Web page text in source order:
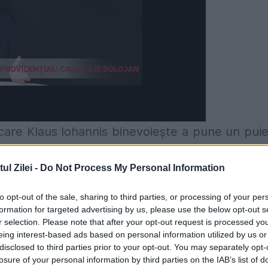
Zilei - Do Not Process My Personal Information
opt-out of the sale, sharing to third parties, or processing of your
for targeted advertising by us, please use the below opt-out
selection. Please note that after your opt-out request is processed
interest-based ads based on personal information utilized by us
to third parties prior to your opt-out. You may separately
of your personal information by third parties on the IAB’s list of
Klaus Iohannis binevoiește a pune un
lui se gudură Ludovic Orban și Costel
un nume trecător pe la Palatul
sa mandolină, ci o lopată.
sînt morți de grija ca nu cumva,
pămînt pe Înaltele Ghete cu șireturi ale